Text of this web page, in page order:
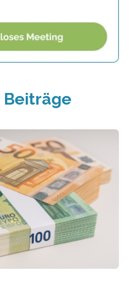
Beiträge